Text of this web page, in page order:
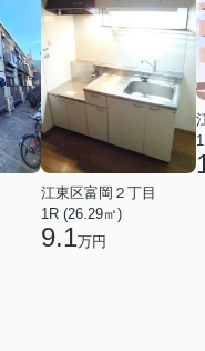
江東区富岡２丁目
1R (26.29㎡)
9.1万円